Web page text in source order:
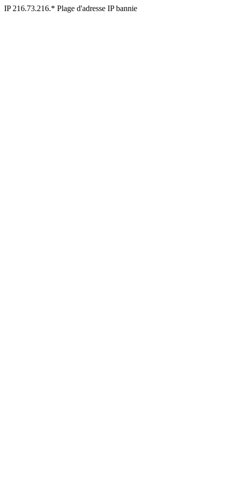
IP 216.73.216.* Plage d'adresse IP bannie